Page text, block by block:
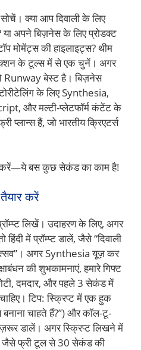
क्या आप दिवाली के लिए
या अपने बिज़नेस के लिए प्रोडक्ट
मोमेंट्स की हाइलाइट्स? थीम
के टूल्स में से एक चुनें। अगर
Runway बेस्ट है। बिज़नेस
के लिए Synthesia,
और मल्टी-प्लेटफॉर्म कंटेंट के
प्लान्स हैं, जो भारतीय क्रिएटर्स
करें—ये बस कुछ सेकंड का काम है!
तैयार करें
लिखें। उदाहरण के लिए, अगर
में प्रॉम्प्ट डालें, जैसे “दिवाली
अगर Synthesia यूज़ कर
की शुभकामनाएं, हमारे गिफ्ट
दमदार, और पहले 3 सेकंड में
टिप: स्क्रिप्ट में एक हुक
चाहते हैं?”) और कॉल-टू-
डालें। अगर स्क्रिप्ट लिखने में
जैसे फ्री टूल से 30 सेकंड की